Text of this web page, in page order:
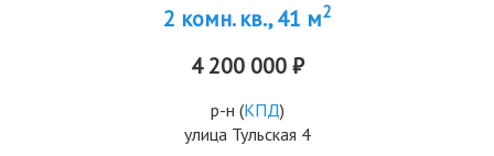
2 комн. кв., 41 м2
4 200 000 ₽
р-н (КПД)
улица Тульская 4